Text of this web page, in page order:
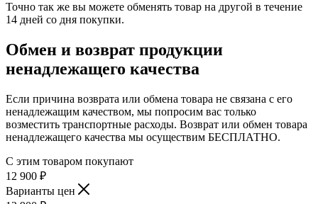
Точно так же вы можете обменять товар на другой в течение
14 дней со дня покупки.
Обмен и возврат продукции
ненадлежащего качества
Если причина возврата или обмена товара не связана с его
ненадлежащим качеством, мы попросим вас только
возместить транспортные расходы. Возврат или обмен товара
ненадлежащего качества мы осуществим БЕСПЛАТНО.
С этим товаром покупают
12 900 ₽
Варианты цен